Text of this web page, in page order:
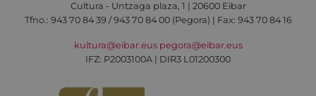
Cultura - Untzaga plaza, 1 | 20600 Eibar
Tfno.: 943 70 84 39 / 943 70 84 00 (Pegora) | Fax: 943 70 84 16
kultura@eibar.eus pegora@eibar.eus
IFZ: P2003100A | DIR3 L01200300